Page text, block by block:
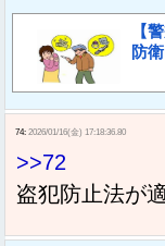
【
防
74: 2026/01/16(金) 17:18:36.80
>>72
盗犯防止法が